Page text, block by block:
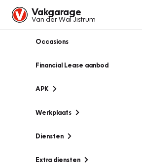
Vakgarage
Van der Wal Jistrum
Occasions
Financial Lease aanbod
APK
Werkplaats
Diensten
Extra diensten